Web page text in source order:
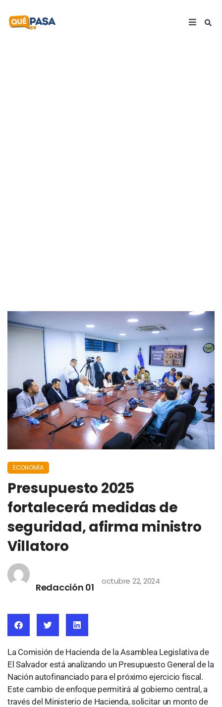
ECONOMÍA
Presupuesto 2025
fortalecerá medidas de
seguridad, afirma ministro
Villatoro
Redacción 01
octubre 22, 2024
La Comisión de Hacienda de la Asamblea Legislativa de
El Salvador está analizando un Presupuesto General de la
Nación autofinanciado para el próximo ejercicio fiscal.
Este cambio de enfoque permitirá al gobierno central, a
través del Ministerio de Hacienda, solicitar un monto de